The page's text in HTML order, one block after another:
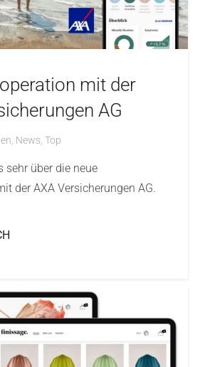
mit der
AG
, News, Top
sehr über die neue
der AXA Versicherungen AG.